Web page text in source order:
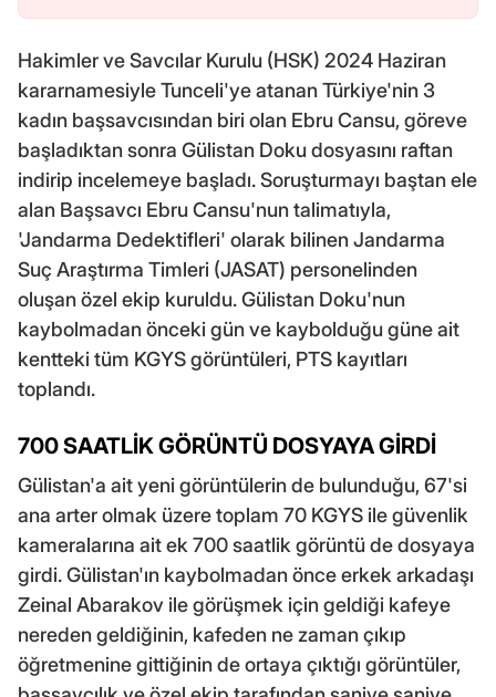
Hakimler ve Savcılar Kurulu (HSK) 2024 Haziran
kararnamesiyle Tunceli'ye atanan Türkiye'nin 3
kadın başsavcısından biri olan Ebru Cansu, göreve
başladıktan sonra Gülistan Doku dosyasını raftan
indirip incelemeye başladı. Soruşturmayı baştan ele
alan Başsavcı Ebru Cansu'nun talimatıyla,
'Jandarma Dedektifleri' olarak bilinen Jandarma
Suç Araştırma Timleri (JASAT) personelinden
oluşan özel ekip kuruldu. Gülistan Doku'nun
kaybolmadan önceki gün ve kaybolduğu güne ait
kentteki tüm KGYS görüntüleri, PTS kayıtları
toplandı.
700 SAATLİK GÖRÜNTÜ DOSYAYA GİRDİ
Gülistan'a ait yeni görüntülerin de bulunduğu, 67'si
ana arter olmak üzere toplam 70 KGYS ile güvenlik
kameralarına ait ek 700 saatlik görüntü de dosyaya
girdi. Gülistan'ın kaybolmadan önce erkek arkadaşı
Zeinal Abarakov ile görüşmek için geldiği kafeye
nereden geldiğinin, kafeden ne zaman çıkıp
öğretmenine gittiğinin de ortaya çıktığı görüntüler,